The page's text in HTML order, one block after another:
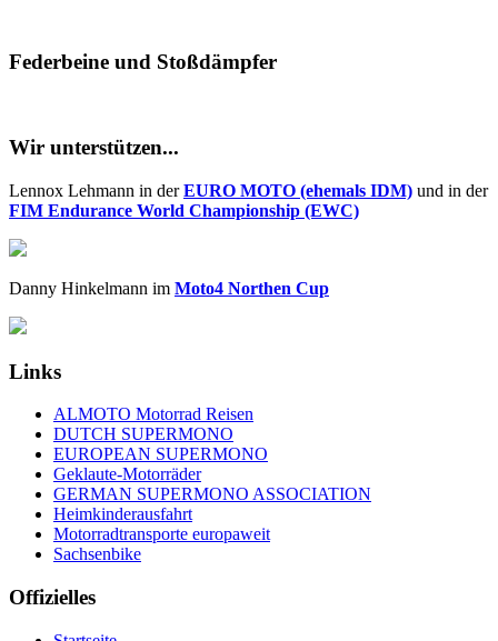
Federbeine und Stoßdämpfer
Wir unterstützen...
Lennox Lehmann in derEURO MOTO (ehemals IDM) und in der
FIM Endurance World Championship (EWC)
Danny Hinkelmann im Moto4 Northen Cup
Links
ALMOTO Motorrad Reisen
DUTCH SUPERMONO
EUROPEAN SUPERMONO
Geklaute-Motorräder
GERMAN SUPERMONO ASSOCIATION
Heimkinderausfahrt
Motorradtransporte europaweit
Sachsenbike
Offizielles